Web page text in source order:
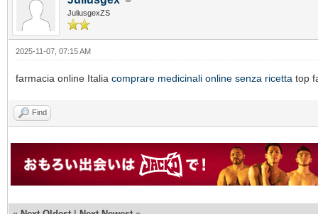
JuliusgexZS
2025-11-07, 07:15 AM
farmacia online Italia comprare medicinali online senza ricetta top
Find